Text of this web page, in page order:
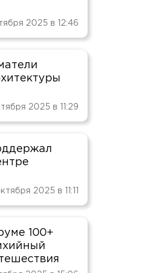
2025 в 12:46
2025 в 11:29
2025 в 11:11
100+